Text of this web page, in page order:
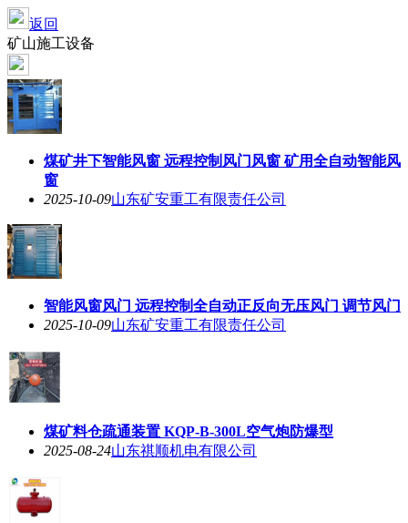
返回
矿山施工设备
煤矿井下智能风窗 远程控制风门风窗 矿用全自动智能风
窗
2025-10-09山东矿安重工有限责任公司
智能风窗风门 远程控制全自动正反向无压风门 调节风门
2025-10-09山东矿安重工有限责任公司
煤矿料仓疏通装置 KQP-B-300L空气炮防爆型
2025-08-24山东祺顺机电有限公司